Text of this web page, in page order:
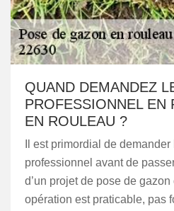
QUAND DEMANDEZ
PROFESSIONNEL EN
EN ROULEAU ?
Il est primordial de demander
professionnel avant de
d’un projet de pose de
opération est praticable, pas